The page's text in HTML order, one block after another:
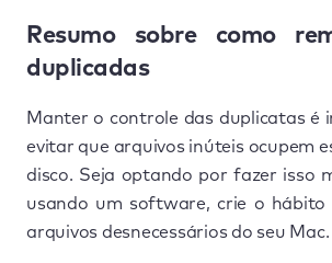
Resumo sobre como
duplicadas
Manter o controle das duplicatas é
evitar que arquivos inúteis ocupem
disco. Seja optando por fazer isso
usando um software, crie o hábito
arquivos desnecessários do seu Mac.